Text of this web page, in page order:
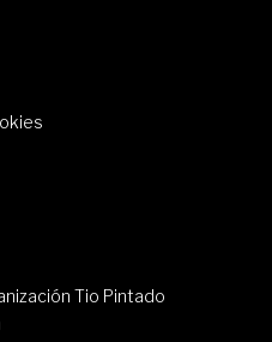
Tio Pintado